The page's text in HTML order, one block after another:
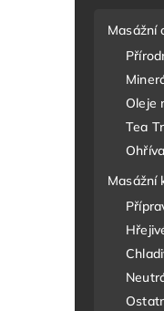
Masážní
Oleje
Tea
Masážní